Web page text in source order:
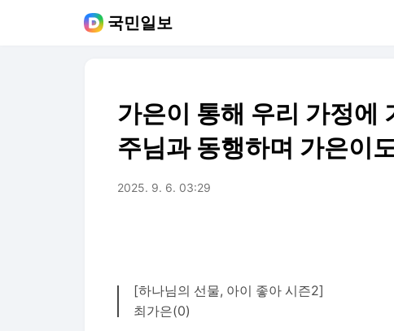
국민일보
가은이 통해 우리 가정에
주님과 동행하며 가은이
2025. 9. 6. 03:29
[하나님의 선물, 아이 좋아 시즌2]
최가은(0)